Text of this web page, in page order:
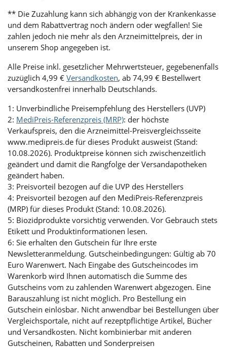
** Die Zuzahlung kann sich abhängig von der Krankenkasse
und dem Rabattvertrag noch ändern oder wegfallen! Sie
zahlen jedoch nie mehr als den Arzneimittelpreis, der in
unserem Shop angegeben ist.
Alle Preise inkl. gesetzlicher Mehrwertsteuer, gegebenenfalls
zuzüglich 4,99 € Versandkosten, ab 74,99 € Bestellwert
versandkostenfrei innerhalb Deutschlands.
1: Unverbindliche Preisempfehlung des Herstellers (UVP)
2: MediPreis-Referenzpreis (MRP): der höchste
Verkaufspreis, den die Arzneimittel-Preisvergleichsseite
www.medipreis.de für dieses Produkt ausweist (Stand:
10.08.2026). Produktpreise können sich zwischenzeitlich
geändert und damit die Rangfolge der Versandapotheken
geändert haben.
3: Preisvorteil bezogen auf die UVP des Herstellers
4: Preisvorteil bezogen auf den MediPreis-Referenzpreis
(MRP) für dieses Produkt (Stand: 10.08.2026).
5: Biozidprodukte vorsichtig verwenden. Vor Gebrauch stets
Etikett und Produktinformationen lesen.
6: Sie erhalten den Gutschein für Ihre erste
Newsletteranmeldung. Gutscheinbedingungen: Gültig ab 70
Euro Warenwert. Nach Eingabe des Gutscheincodes im
Warenkorb wird Ihnen automatisch die Summe des
Gutscheins vom zu zahlenden Warenwert abgezogen. Eine
Barauszahlung ist nicht möglich. Pro Bestellung ein
Gutschein einlösbar. Nicht anwendbar bei Bestellungen über
Vergleichsportale, nicht auf rezeptpflichtige Artikel, Bücher
und Versandkosten. Nicht kombinierbar mit anderen
Gutscheinen, Rabatten und Sonderpreisen